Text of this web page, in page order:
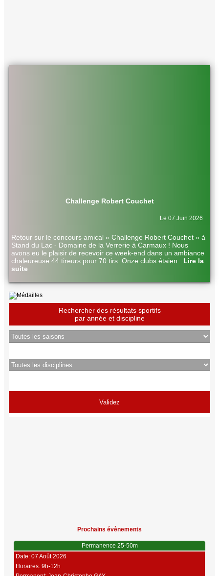
Challenge Robert Couchet
Le 07 Juin 2026
Retour sur le concours amical « Challenge Robert Couchet » à
Stand du Lac - Domaine de la Verrerie à Carmaux ! Nous
avons eu le plaisir de recevoir ce week-end dans un ambiance
chaleureuse 44 tireurs pour 70 tirs. Onze clubs étaien
Lire la
suite
Rechercher des résultats sportifs
par année et discipline
Prochains évènements
Permanence 25-50m
Date: 07 Août 2026
Horaires: 9h-12h